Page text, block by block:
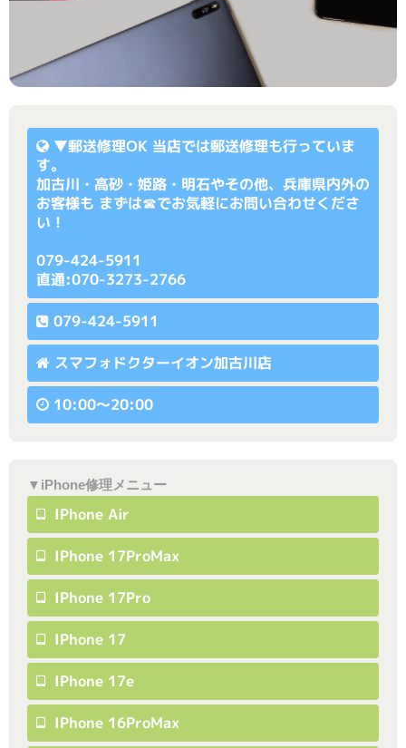
▼郵送修理OK 当店では郵送修理も行っていま
す。
加古川・高砂・姫路・明石やその他、兵庫県内外の
お客様も まずは☎でお気軽にお問い合わせくださ
い！
079-424-5911
直通:070-3273-2766
079-424-5911
スマフォドクターイオン加古川店
10:00〜20:00
▼iPhone修理メニュー
IPhone Air
IPhone 17ProMax
IPhone 17Pro
IPhone 17
IPhone 17e
IPhone 16ProMax